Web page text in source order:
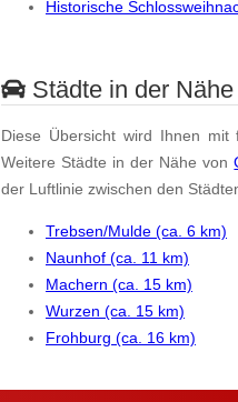
Historische
Städte in der
Diese Übersicht wird Ihnen mit
Weitere Städte in der Nähe von
der Luftlinie zwischen den
Trebsen/Mulde (ca. 6 km)
Naunhof (ca. 11 km)
Machern (ca. 15 km)
Wurzen (ca. 15 km)
Frohburg (ca. 16 km)